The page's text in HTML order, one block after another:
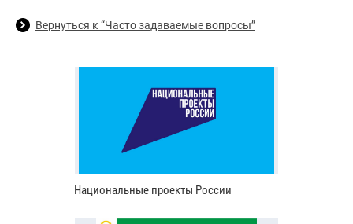
Вернуться к “Часто задаваемые вопросы”
Национальные проекты России